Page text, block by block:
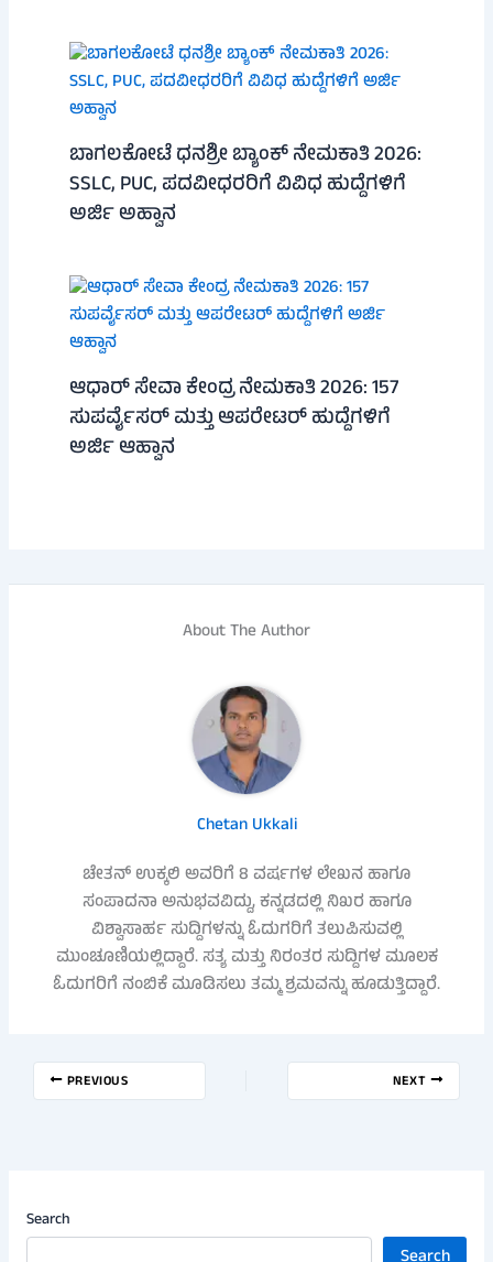
ಬಾಗಲಕೋಟೆ ಧನಶ್ರೀ ಬ್ಯಾಂಕ್ ನೇಮಕಾತಿ 2026:
SSLC, PUC, ಪದವೀಧರರಿಗೆ ವಿವಿಧ ಹುದ್ದೆಗಳಿಗೆ
ಅರ್ಜಿ ಅಹ್ವಾನ
ಆಧಾರ್ ಸೇವಾ ಕೇಂದ್ರ ನೇಮಕಾತಿ 2026: 157
ಸುಪರ್ವೈಸರ್ ಮತ್ತು ಆಪರೇಟರ್ ಹುದ್ದೆಗಳಿಗೆ
ಅರ್ಜಿ ಆಹ್ವಾನ
About The Author
Chetan Ukkali
ಚೇತನ್ ಉಕ್ಕಲಿ ಅವರಿಗೆ 8 ವರ್ಷಗಳ ಲೇಖನ ಹಾಗೂ
ಸಂಪಾದನಾ ಅನುಭವವಿದ್ದು, ಕನ್ನಡದಲ್ಲಿ ನಿಖರ ಹಾಗೂ
ವಿಶ್ವಾಸಾರ್ಹ ಸುದ್ದಿಗಳನ್ನು ಓದುಗರಿಗೆ ತಲುಪಿಸುವಲ್ಲಿ
ಮುಂಚೂಣಿಯಲ್ಲಿದ್ದಾರೆ. ಸತ್ಯ ಮತ್ತು ನಿರಂತರ ಸುದ್ದಿಗಳ ಮೂಲಕ
ಓದುಗರಿಗೆ ನಂಬಿಕೆ ಮೂಡಿಸಲು ತಮ್ಮ ಶ್ರಮವನ್ನು ಹೂಡುತ್ತಿದ್ದಾರೆ.
PREVIOUS NEXT
Search